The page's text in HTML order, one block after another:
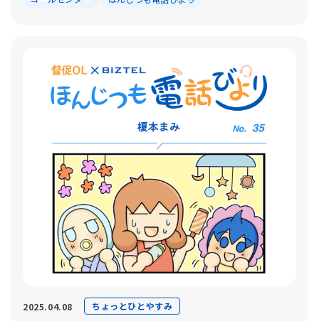
2025.04.08 ちょっとひとやすみ